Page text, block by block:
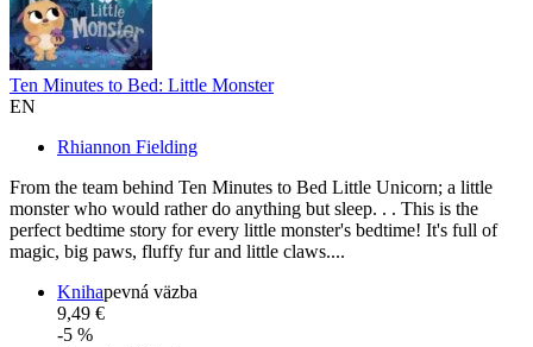
Ten Minutes to Bed: Little Monster
EN
Rhiannon Fielding
From the team behind Ten Minutes to Bed Little Unicorn; a little
monster who would rather do anything but sleep. . . This is the
perfect bedtime story for every little monster's bedtime! It's full of
magic, big paws, fluffy fur and little claws....
Knihapevná väzba
9,49 €
-5 %